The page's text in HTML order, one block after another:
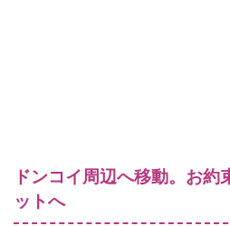
ドンコイ周辺へ移動。お約
ットへ